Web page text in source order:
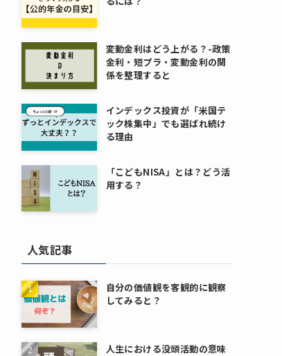
変動金利はどう上がる？-政策
金利・短プラ・変動金利の関
係を整理すると
インデックス投資が「米国テ
ック株集中」でも選ばれ続け
る理由
「こどもNISA」とは？どう活
用する？
人気記事
自分の価値観を客観的に観察
してみると？
人生における没頭活動の意味